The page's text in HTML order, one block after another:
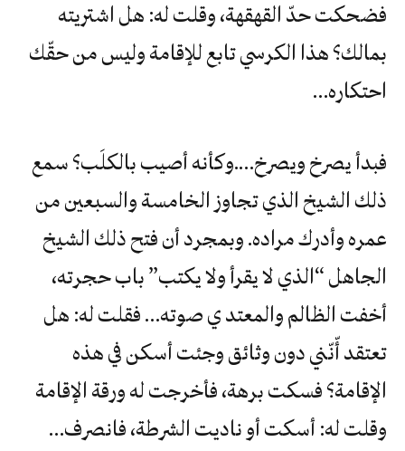
فضحكت حدّ القهقهة، وقلت له: هل اشتريته
بمالك؟ هذا الكرسي تابع للإقامة وليس من حقّك
احتكاره…
فبدأ يصرخ ويصرخ….وكأنه أصيب بالكلَب؟ سمع
ذلك الشيخ الذي تجاوز الخامسة والسبعين من
عمره وأدرك مراده. وبمجرد أن فتح ذلك الشيخ
الجاهل “الذي لا يقرأ ولا يكتب” باب حجرته،
أخفت الظالم والمعتد ي صوته… فقلت له: هل
تعتقد أّنّني دون وثائق وجئت أسكن في هذه
الإقامة؟ فسكت برهة، فأخرجت له ورقة الإقامة
وقلت له: أسكت أو ناديت الشرطة، فانصرف…